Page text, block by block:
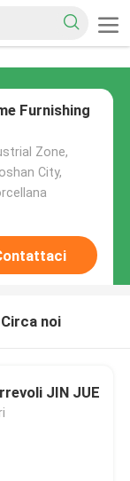
Furnishing
Zone,
City,
Circa noi
JIN JUE